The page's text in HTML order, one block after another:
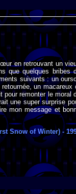
en retrouvant un
que quelques bribes
suivants : un
un macareux
pour remonter le moral
une super surprise
mon message et
Snow of Winter)-